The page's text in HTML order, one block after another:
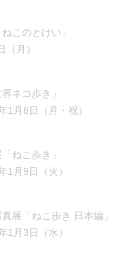
このとけい」
月）
ネコ歩き」
1月8日（月・祝）
ねこ歩き」
1月9日（火）
展「ねこ歩き 日本編」
1月3日（水）